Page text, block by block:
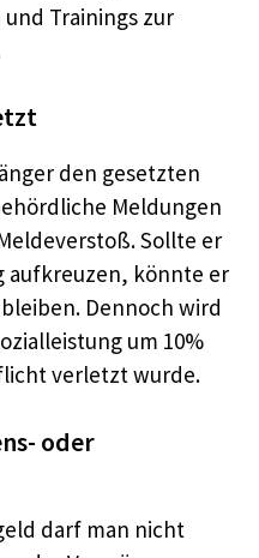
Trainings zur
den gesetzten
Meldungen
Sollte er
aufkreuzen, könnte er
Dennoch wird
um 10%
verletzt wurde.
oder
darf man nicht